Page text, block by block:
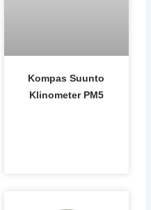
Kompas Suunto
Klinometer PM5